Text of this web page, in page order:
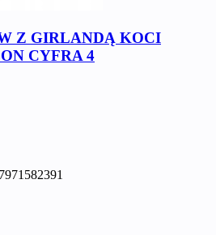
Z GIRLANDĄ KOCI
CYFRA 4
7971582391